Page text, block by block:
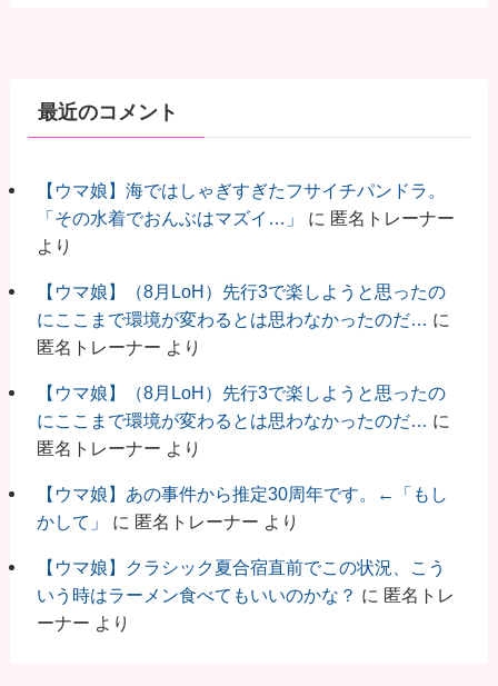
最近のコメント
【ウマ娘】海ではしゃぎすぎたフサイチパンドラ。
「その水着でおんぶはマズイ…」
に 匿名トレーナー
より
【ウマ娘】（8月LoH）先行3で楽しようと思ったの
にここまで環境が変わるとは思わなかったのだ… に
匿名トレーナー より
【ウマ娘】（8月LoH）先行3で楽しようと思ったの
にここまで環境が変わるとは思わなかったのだ… に
匿名トレーナー より
【ウマ娘】あの事件から推定30周年です。←「もし
かして」
に 匿名トレーナー より
【ウマ娘】クラシック夏合宿直前でこの状況、こう
いう時はラーメン食べてもいいのかな？ に 匿名トレ
ーナー より